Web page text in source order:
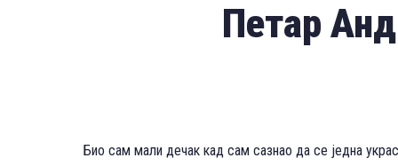
Петар
Био сам мали дечак кад сам сазнао да се једна